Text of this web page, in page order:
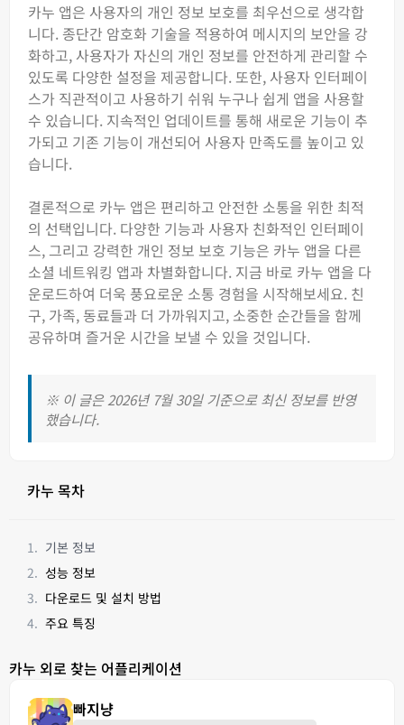
카누 앱은 사용자의 개인 정보 보호를 최우선으로 생각합
니다. 종단간 암호화 기술을 적용하여 메시지의 보안을 강
화하고, 사용자가 자신의 개인 정보를 안전하게 관리할 수
있도록 다양한 설정을 제공합니다. 또한, 사용자 인터페이
스가 직관적이고 사용하기 쉬워 누구나 쉽게 앱을 사용할
수 있습니다. 지속적인 업데이트를 통해 새로운 기능이 추
가되고 기존 기능이 개선되어 사용자 만족도를 높이고 있
습니다.
결론적으로 카누 앱은 편리하고 안전한 소통을 위한 최적
의 선택입니다. 다양한 기능과 사용자 친화적인 인터페이
스, 그리고 강력한 개인 정보 보호 기능은 카누 앱을 다른
소셜 네트워킹 앱과 차별화합니다. 지금 바로 카누 앱을 다
운로드하여 더욱 풍요로운 소통 경험을 시작해보세요. 친
구, 가족, 동료들과 더 가까워지고, 소중한 순간들을 함께
공유하며 즐거운 시간을 보낼 수 있을 것입니다.
※ 이 글은 2026년 7월 30일 기준으로 최신 정보를 반영
했습니다.
카누 목차
기본 정보
성능 정보
다운로드 및 설치 방법
주요 특징
카누 외로 찾는 어플리케이션
빠지냥